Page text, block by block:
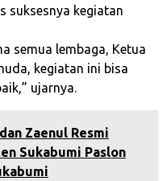
suksesnya kegiatan
semua lembaga, Ketua
kegiatan ini bisa
ujarnya.
Zaenul Resmi
Sukabumi Paslon